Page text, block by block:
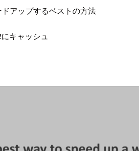
アップするベストの方法
キャッシュ